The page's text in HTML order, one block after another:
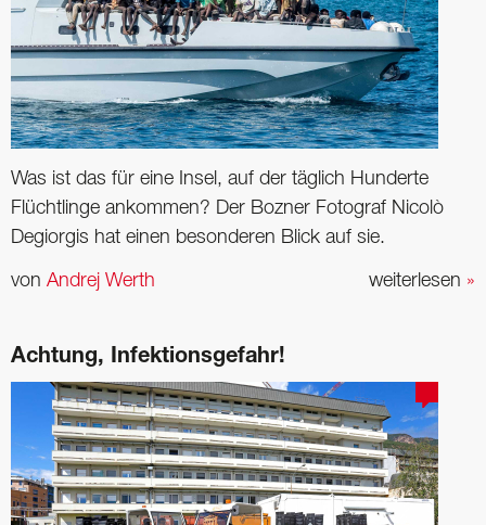
Was ist das für eine Insel, auf der täglich Hunderte
Flüchtlinge ankommen? Der Bozner Fotograf Nicolò
Degiorgis hat einen besonderen Blick auf sie.
weiterlesen »
von Andrej Werth
Achtung, Infektionsgefahr!